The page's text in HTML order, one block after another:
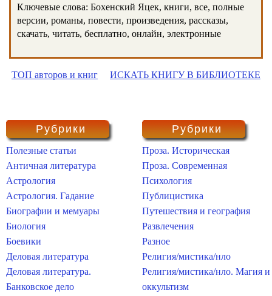
Ключевые слова: Бохенский Яцек, книги, все, полные
версии, романы, повести, произведения, рассказы,
скачать, читать, бесплатно, онлайн, электронные
ТОП авторов и книг ИСКАТЬ КНИГУ В БИБЛИОТЕКЕ
Рубрики
Полезные статьи
Античная литература
Астрология
Астрология. Гадание
Биографии и мемуары
Биология
Боевики
Деловая литература
Деловая литература.
Банковское дело
Рубрики
Проза. Историческая
Проза. Современная
Психология
Публицистика
Путешествия и география
Развлечения
Разное
Религия/мистика/нло
Религия/мистика/нло. Магия и
оккультизм